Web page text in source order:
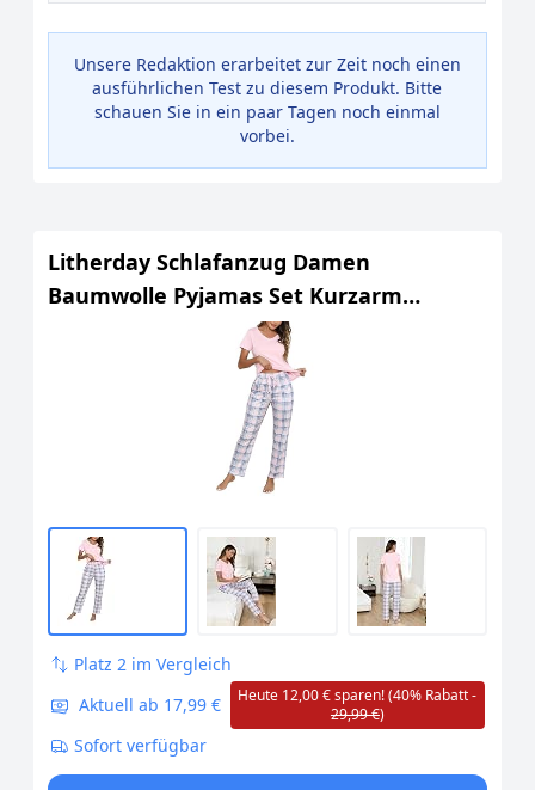
Unsere Redaktion erarbeitet zur Zeit noch einen
ausführlichen Test zu diesem Produkt. Bitte
schauen Sie in ein paar Tagen noch einmal
vorbei.
Litherday Schlafanzug Damen
Baumwolle Pyjamas Set Kurzarm
Nachtwäsche Set Zweiteiliger mit Lang
Pyjamahose und Shirt Casual Elastischer
Platz 2 im Vergleich
Aktuell ab 17,99 €
Heute 12,00 € sparen! (40% Rabatt -
29,99 €)
Sofort verfügbar